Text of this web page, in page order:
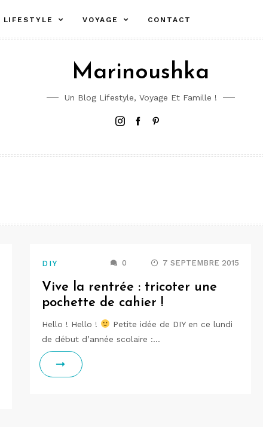
LIFESTYLE VOYAGE CONTACT
Marinoushka
Un Blog Lifestyle, Voyage Et Famille !
Instagram
Facebook
DIY 0 7 SEPTEMBRE 2015
Vive la rentrée : tricoter une
pochette de cahier !
Hello ! Hello !
Petite idée de DIY en ce lundi
de début d’année scolaire :…